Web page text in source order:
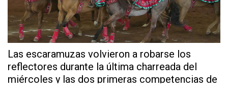
Las escaramuzas volvieron a robarse los
reflectores durante la última charreada del
miércoles y las dos primeras competencias de